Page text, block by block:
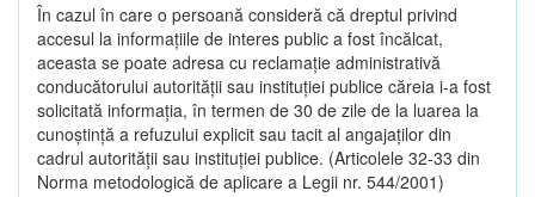
În cazul în care o persoană consideră că dreptul privind
accesul la informaţiile de interes public a fost încălcat,
aceasta se poate adresa cu reclamaţie administrativă
conducătorului autorităţii sau instituţiei publice căreia i-a fost
solicitată informaţia, în termen de 30 de zile de la luarea la
cunoştinţă a refuzului explicit sau tacit al angajaţilor din
cadrul autorităţii sau instituţiei publice. (Articolele 32-33 din
Norma metodologică de aplicare a Legii nr. 544/2001)